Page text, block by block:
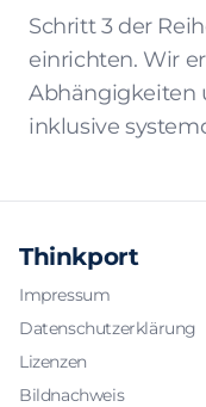
Schritt 3 der
einrichten. Wir
Abhängigkeiten
inklusive
Thinkport
Impressum
Datenschutzerklärung
Lizenzen
Bildnachweis